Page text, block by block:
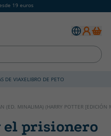
19 euros
DE VIAXELIBRO DE PETO
(ED. MINALIMA) (HARRY POTTER
el prisionero